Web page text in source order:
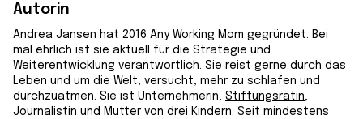
Autorin
Andrea Jansen hat 2016 Any Working Mom gegründet. Bei
mal ehrlich ist sie aktuell für die Strategie und
Weiterentwicklung verantwortlich. Sie reist gerne durch das
Leben und um die Welt, versucht, mehr zu schlafen und
durchzuatmen. Sie ist Unternehmerin, Stiftungsrätin,
Journalistin und Mutter von drei Kindern. Seit mindestens